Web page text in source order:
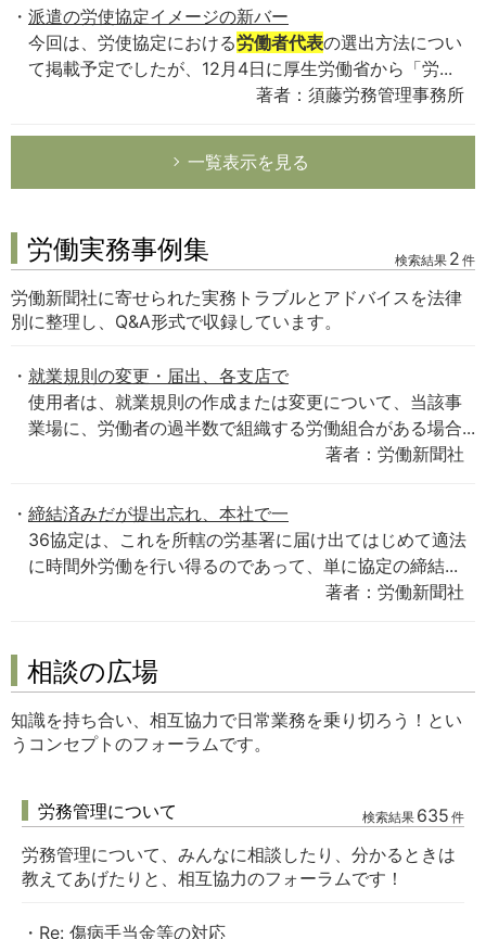
派遣の労使協定イメージの新バー
今回は、労使協定における労働者代表の選出方法につい
て掲載予定でしたが、12月4日に厚生労働省から「労...
著者：須藤労務管理事務所
一覧表示を見る
労働実務事例集 検索結果 2 件
労働新聞社に寄せられた実務トラブルとアドバイスを法律
別に整理し、Q&A形式で収録しています。
就業規則の変更・届出、各支店で
使用者は、就業規則の作成または変更について、当該事
業場に、労働者の過半数で組織する労働組合がある場合...
著者：労働新聞社
締結済みだが提出忘れ、本社で一
36協定は、これを所轄の労基署に届け出てはじめて適法
に時間外労働を行い得るのであって、単に協定の締結...
著者：労働新聞社
相談の広場
知識を持ち合い、相互協力で日常業務を乗り切ろう！とい
うコンセプトのフォーラムです。
労務管理について 検索結果 635 件
労務管理について、みんなに相談したり、分かるときは
教えてあげたりと、相互協力のフォーラムです！
Re: 傷病手当金等の対応